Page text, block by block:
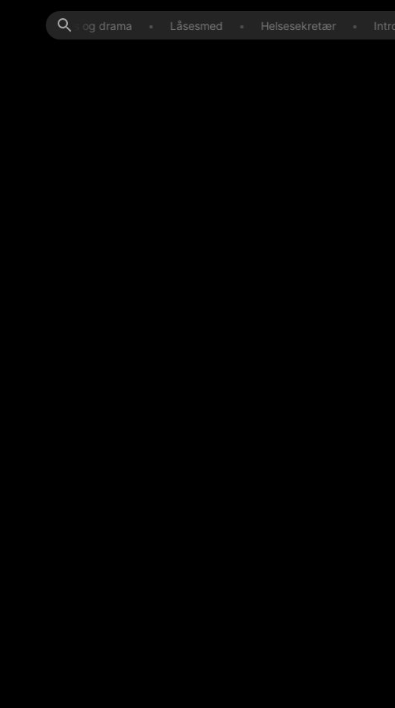
Musikk, dans og drama • Låsesmed • Helsesekretær •